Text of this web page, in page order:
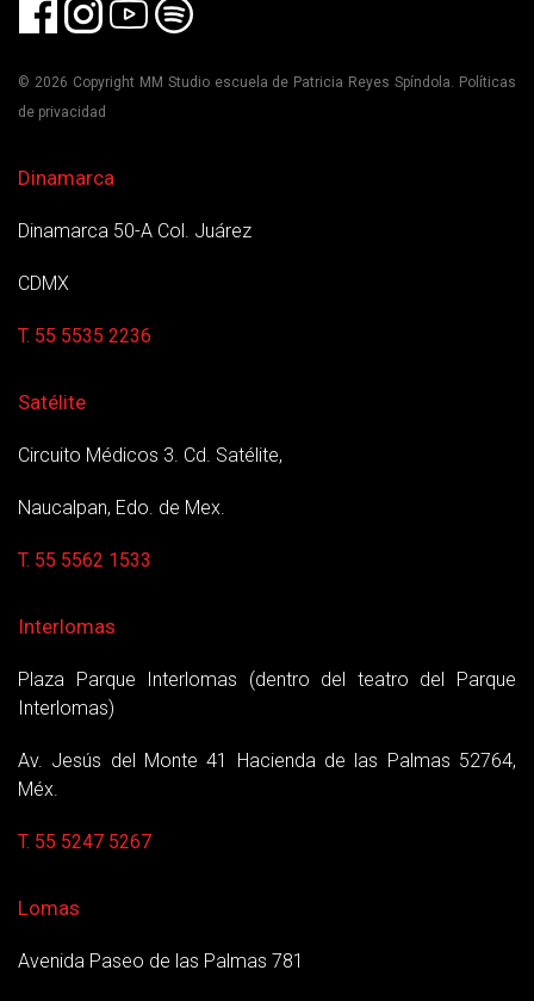
© 2026 Copyright MM Studio escuela de Patricia Reyes Spíndola. Políticas
de privacidad
Dinamarca
Dinamarca 50-A Col. Juárez
CDMX
T. 55 5535 2236
Satélite
Circuito Médicos 3. Cd. Satélite,
Naucalpan, Edo. de Mex.
T. 55 5562 1533
Interlomas
Plaza Parque Interlomas (dentro del teatro del Parque
Interlomas)
Av. Jesús del Monte 41 Hacienda de las Palmas 52764,
Méx.
T. 55 5247 5267
Lomas
Avenida Paseo de las Palmas 781